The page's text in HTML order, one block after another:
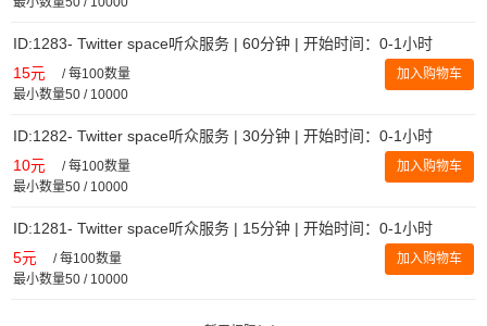
ID:1283- Twitter space听众服务 | 60分钟 | 开始时间：0-1小时
15元 /每100数量
最小数量50 / 10000
加入购物车
ID:1282- Twitter space听众服务 | 30分钟 | 开始时间：0-1小时
10元 /每100数量
最小数量50 / 10000
加入购物车
ID:1281- Twitter space听众服务 | 15分钟 | 开始时间：0-1小时
5元 /每100数量
最小数量50 / 10000
加入购物车